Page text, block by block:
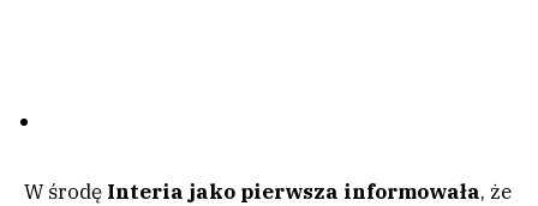
W środę Interia jako pierwsza informowała, że